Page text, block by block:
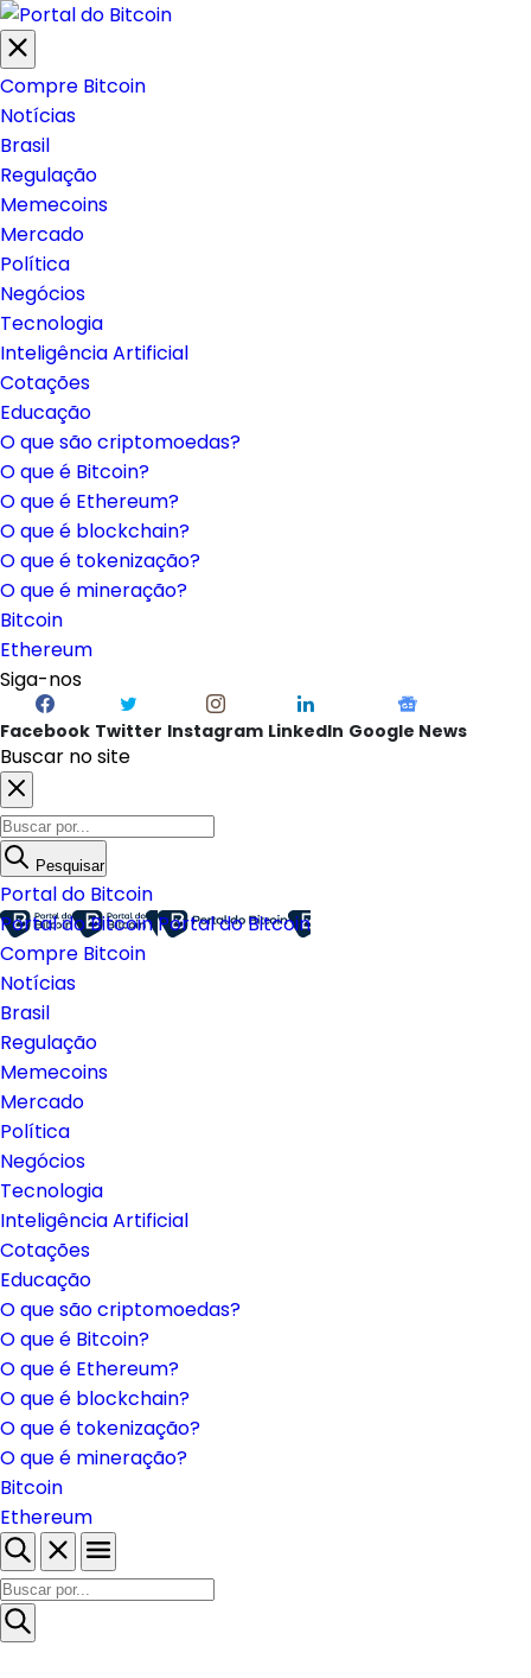
Compre Bitcoin
Notícias
Brasil
Regulação
Memecoins
Mercado
Política
Negócios
Tecnologia
Inteligência Artificial
Cotações
Educação
O que são criptomoedas?
O que é Bitcoin?
O que é Ethereum?
O que é blockchain?
O que é tokenização?
O que é mineração?
Bitcoin
Ethereum
Siga-nos
Facebook
Buscar no site
Pesquisar
Portal do Bitcoin
Portal do Bitcoin
Compre Bitcoin
Notícias
Brasil
Regulação
Memecoins
Mercado
Política
Negócios
Tecnologia
Inteligência Artificial
Cotações
Educação
O que são criptomoedas?
O que é Bitcoin?
O que é Ethereum?
O que é blockchain?
O que é tokenização?
O que é mineração?
Bitcoin
Ethereum